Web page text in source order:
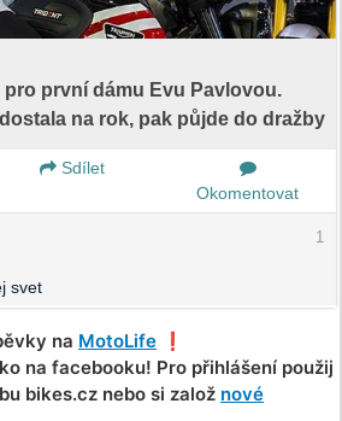
pro první dámu Evu Pavlovou.
na rok, pak půjde do dražby
Sdílet
Okomentovat
1
svet
na MotoLife ❗️
na facebooku! Pro přihlášení použij
bikes.cz nebo si založ nové